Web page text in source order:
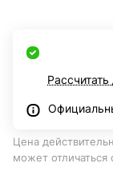
Цена
может отличаться